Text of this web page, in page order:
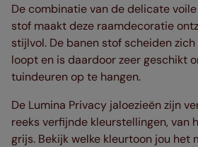
De combinatie van de delicate
stof maakt deze raamdecoratie
stijlvol. De banen stof scheiden
loopt en is daardoor zeer geschikt
tuindeuren op te hangen.
De Lumina Privacy jaloezieën zijn
reeks verfijnde kleurstellingen, van
grijs. Bekijk welke kleurtoon jou het